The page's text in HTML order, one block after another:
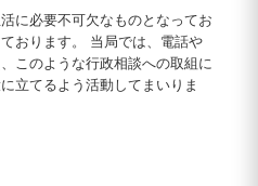
に必要不可欠なものとなってお
おります。 当局では、電話や
このような行政相談への取組に
立てるよう活動してまいりま